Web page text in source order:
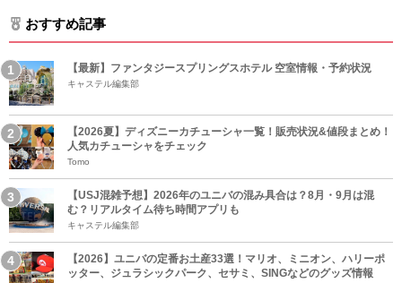
おすすめ記事
【最新】ファンタジースプリングスホテル 空室情報・予約状況
キャステル編集部
【2026夏】ディズニーカチューシャ一覧！販売状況&値段まとめ！
人気カチューシャをチェック
Tomo
【USJ混雑予想】2026年のユニバの混み具合は？8月・9月は混
む？リアルタイム待ち時間アプリも
キャステル編集部
【2026】ユニバの定番お土産33選！マリオ、ミニオン、ハリーポ
ッター、ジュラシックパーク、セサミ、SINGなどのグッズ情報